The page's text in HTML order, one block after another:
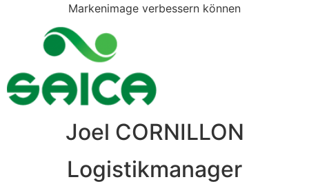
Markenimage verbessern können
Joel CORNILLON
Logistikmanager